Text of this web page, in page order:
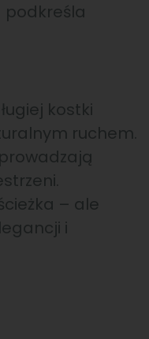
podkreśla
kostki
ruchem.
– ale
i